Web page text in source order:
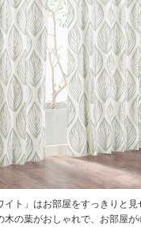
イト」はお部屋をすっきりと見
の葉がおしゃれで、お部屋が